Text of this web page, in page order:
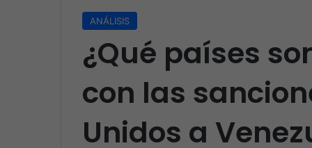
ANÁLISIS
¿Qué países
con las
Unidos a